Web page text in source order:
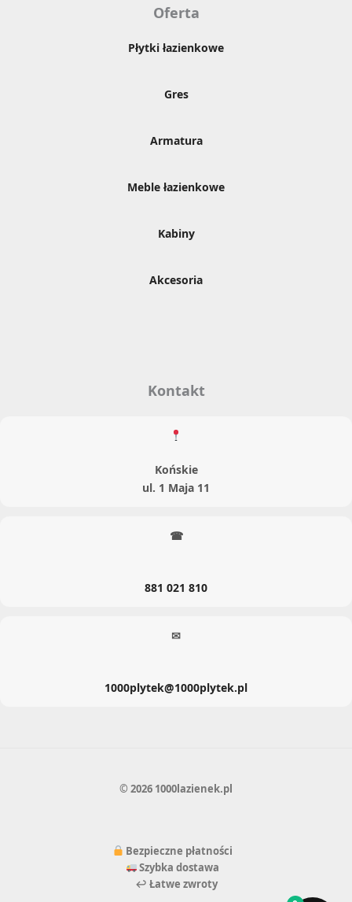
Oferta
Płytki łazienkowe
Gres
Armatura
Meble łazienkowe
Kabiny
Akcesoria
Kontakt
Końskie
ul. 1 Maja 11
☎
881 021 810
✉
1000plytek@1000plytek.pl
© 2026 1000lazienek.pl
Bezpieczne płatności
Szybka dostawa
↩ Łatwe zwroty